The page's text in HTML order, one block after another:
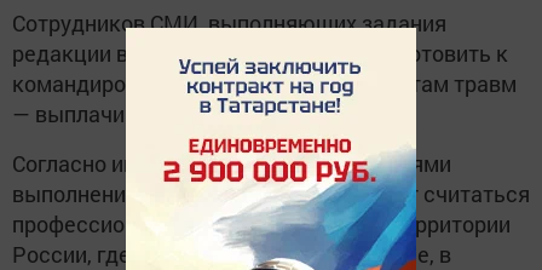
Сотрудников СМИ, выполняющих задания
редакции в «особых условиях», будут готовить к
командировкам, а в случае получения там травм
— выплачивать компенсации.
Согласно инициативе, особыми условиями
выполнения поручения редакции будет считаться
профессиональная деятельность на территории
России, где введено военное положение, в